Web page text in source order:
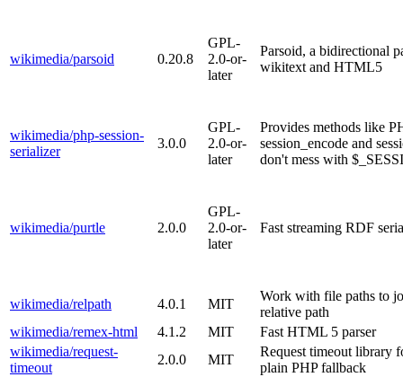
wikimedia/parsoid 0.20.8
GPL-
2.0-or-
later
Parsoid, a bidirectional
wikitext and HTML5
wikimedia/php-session-
serializer
3.0.0
GPL-
2.0-or-
later
Provides methods like
session_encode and
don't mess with
wikimedia/purtle 2.0.0
GPL-
2.0-or-
later
Fast streaming RDF
wikimedia/relpath 4.0.1 MIT
Work with file paths to
relative path
wikimedia/remex-html
4.1.2 MIT
Fast HTML 5 parser
wikimedia/request-
timeout
2.0.0 MIT
Request timeout library
plain PHP fallback